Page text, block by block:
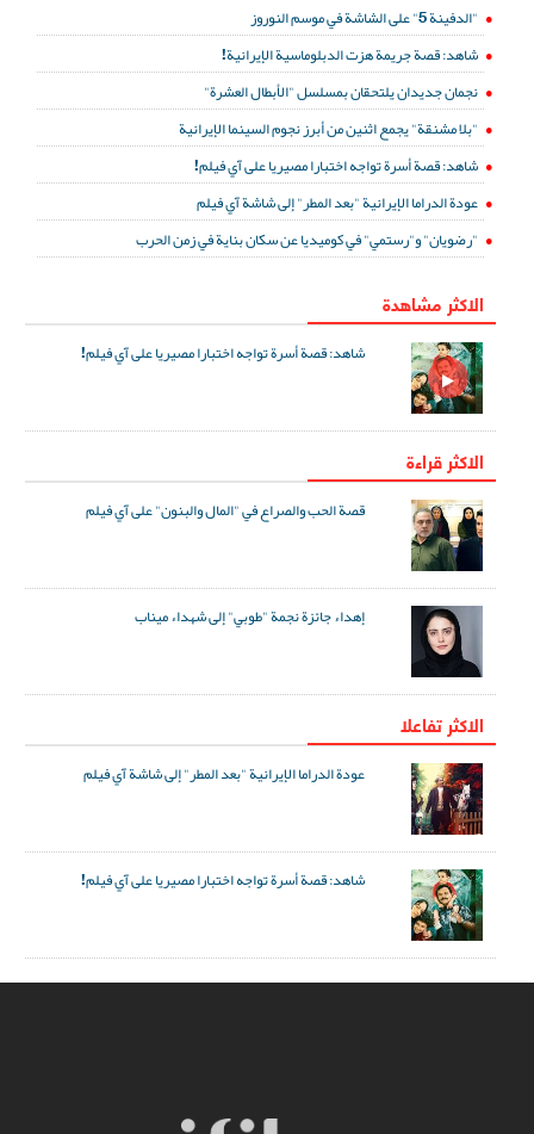
"الدفينة 5" على الشاشة في موسم النوروز
شاهد: قصة جريمة هزت الدبلوماسية الإيرانية!
نجمان جديدان يلتحقان بمسلسل "الأبطال العشرة"
"بلا مشنقة" يجمع اثنين من أبرز نجوم السينما الإيرانية
شاهد: قصة أسرة تواجه اختبارا مصيريا على آي فيلم!
عودة الدراما الإيرانية "بعد المطر" إلى شاشة آي فيلم
"رضويان" و"رستمي" في كوميديا عن سكان بناية في زمن الحرب
الاكثر مشاهدة
شاهد: قصة أسرة تواجه اختبارا مصيريا على آي فيلم!
الاكثر قراءة
قصة الحب والصراع في "المال والبنون" على آي فيلم
إهداء جائزة نجمة "طوبي" إلى شهداء ميناب
الاکثر تفاعلا
عودة الدراما الإيرانية "بعد المطر" إلى شاشة آي فيلم
شاهد: قصة أسرة تواجه اختبارا مصيريا على آي فيلم!